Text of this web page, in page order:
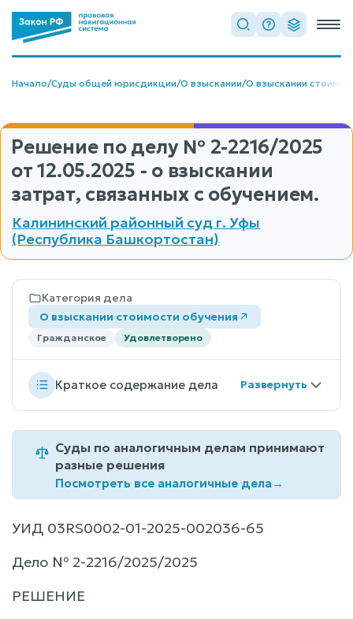
Начало/Суды общей юрисдикции/О взыскании/О взыскании
Решение по делу № 2-2216/2025
от 12.05.2025 - о взыскании
затрат, связанных с обучением.
Калининский районный суд г. Уфы
(Республика Башкортостан)
Категория дела
О взыскании стоимости обучения
Гражданское Удовлетворено
Краткое содержание дела
Суды по аналогичным делам принимают
разные решения
Посмотреть все аналогичные дела→
УИД 03RS0002-01-2025-002036-65
Дело № 2-2216/2025/2025
РЕШЕНИЕ